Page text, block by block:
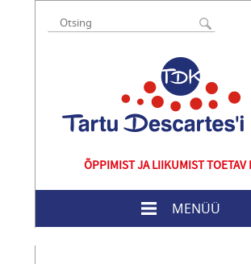
ÕPPIMIST JA LIIKUMIST TOETAV
MENÜÜ